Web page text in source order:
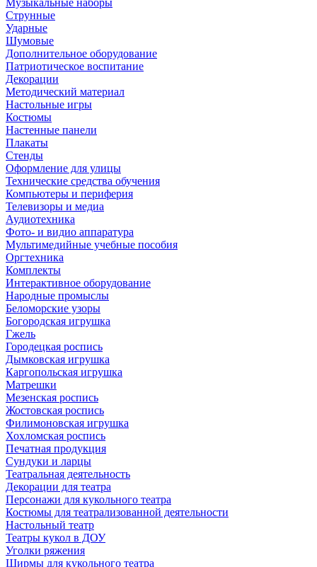
Музыкальные наборы
Струнные
Ударные
Шумовые
Дополнительное оборудование
Патриотическое воспитание
Декорации
Методический материал
Настольные игры
Костюмы
Настенные панели
Плакаты
Стенды
Оформление для улицы
Технические средства обучения
Компьютеры и периферия
Телевизоры и медиа
Аудиотехника
Фото- и видио аппаратура
Мультимедийные учебные пособия
Оргтехника
Комплекты
Интерактивное оборудование
Народные промыслы
Беломорские узоры
Богородская игрушка
Гжель
Городецкая роспись
Дымковская игрушка
Каргопольская игрушка
Матрешки
Мезенская роспись
Жостовская роспись
Филимоновская игрушка
Хохломская роспись
Печатная продукция
Сундуки и ларцы
Театральная деятельность
Декорации для театра
Персонажи для кукольного театра
Костюмы для театрализованной деятельности
Настольный театр
Театры кукол в ДОУ
Уголки ряжения
Ширмы для кукольного театра